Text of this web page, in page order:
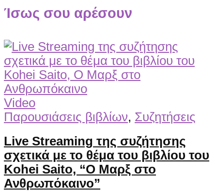
Ίσως σου αρέσουν
Video
Παρουσιάσεις βιβλίων, Συζητήσεις
Live Streaming της συζήτησης
σχετικά με το θέμα του βιβλίου του
Kohei Saito, “Ο Μαρξ στο
Ανθρωπόκαινο”